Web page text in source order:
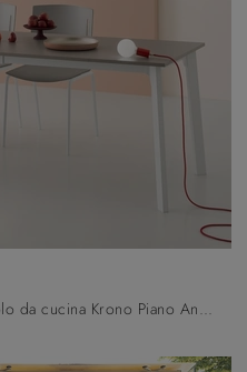
Vuoi avere ulteriori info sul tavolo da cucina Krono Piano Angoli 90 di Pointhouse? Clicca e ottieni informazioni sui modelli allungabili della marca.